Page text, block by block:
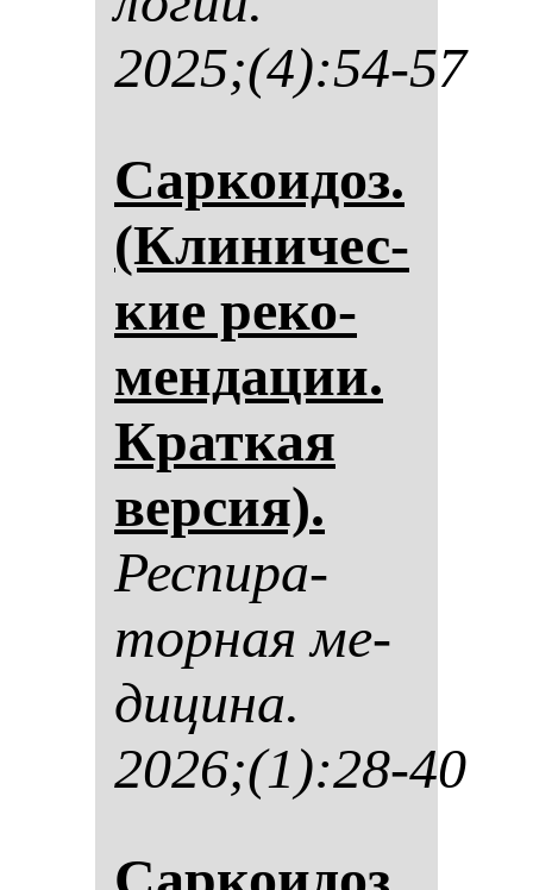
2025;(4):54-57
Сар­ко­идоз.
(Кли­ни­чес­
кие ре­ко­
мен­да­ции.
Крат­кая
вер­сия).
Рес­пи­ра­
тор­ная ме­
ди­ци­на.
2026;(1):28-40